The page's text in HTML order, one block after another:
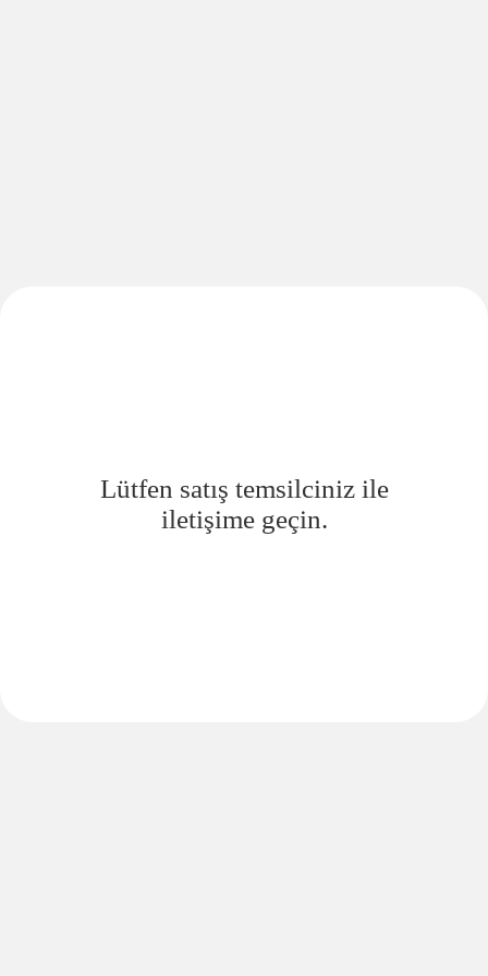
Lütfen satış temsilciniz ile
iletişime geçin.